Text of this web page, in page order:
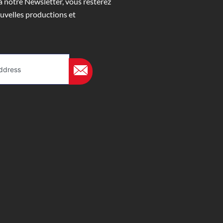
productions et